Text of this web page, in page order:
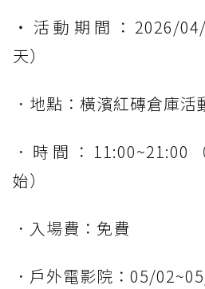
・活動期間：2026/
天）
．地點：橫濱紅磚倉庫
．時間：11:00~21:00
始）
．入場費：免費
．戶外電影院：05/